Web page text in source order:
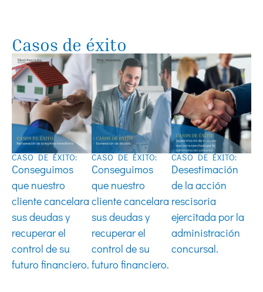
Casos de éxito
CASO DE ÉXITO:
Conseguimos
que nuestro
cliente cancelara
sus deudas y
recuperar el
control de su
futuro financiero.
CASO DE ÉXITO:
Conseguimos
que nuestro
cliente cancelara
sus deudas y
recuperar el
control de su
futuro financiero.
CASO DE ÉXITO:
Desestimación
de la acción
rescisoria
ejercitada por la
administración
concursal.